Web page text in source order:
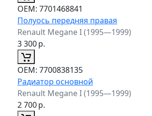
ОЕМ: 7701468841
Полуось передняя правая
Renault Megane I (1995—1999)
3 300р.
ОЕМ: 7700838135
Радиатор основной
Renault Megane I (1995—1999)
2 700р.